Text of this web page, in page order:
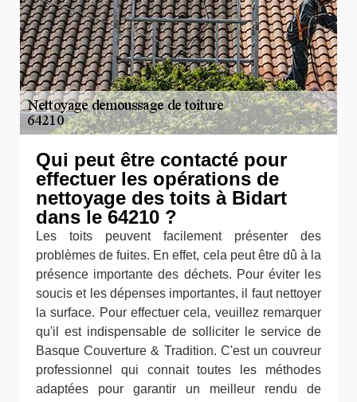
Qui peut être contacté pour
effectuer les opérations de
nettoyage des toits à Bidart
dans le 64210 ?
Les toits peuvent facilement présenter des
problèmes de fuites. En effet, cela peut être dû à la
présence importante des déchets. Pour éviter les
soucis et les dépenses importantes, il faut nettoyer
la surface. Pour effectuer cela, veuillez remarquer
qu'il est indispensable de solliciter le service de
Basque Couverture & Tradition. C'est un couvreur
professionnel qui connait toutes les méthodes
adaptées pour garantir un meilleur rendu de